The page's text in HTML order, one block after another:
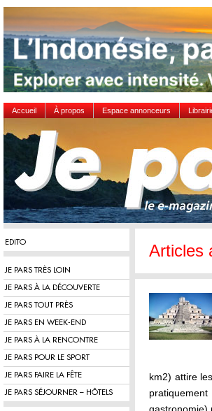
Accueil À propos Espace annonceurs
EDITO
JE PARS TRÈS LOIN
JE PARS À LA DÉCOUVERTE
JE PARS TOUT PRÈS
JE PARS EN WEEK-END
JE PARS À LA RENCONTRE
JE PARS POUR LE SPORT
JE PARS FAIRE LA FÊTE
JE PARS SÉJOURNER – HÔTELS
Articles
km2) attire